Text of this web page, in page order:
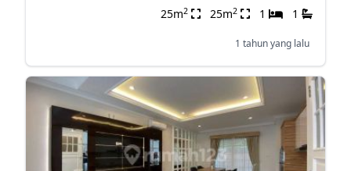
25m2 25m2 1 1
1 tahun yang lalu